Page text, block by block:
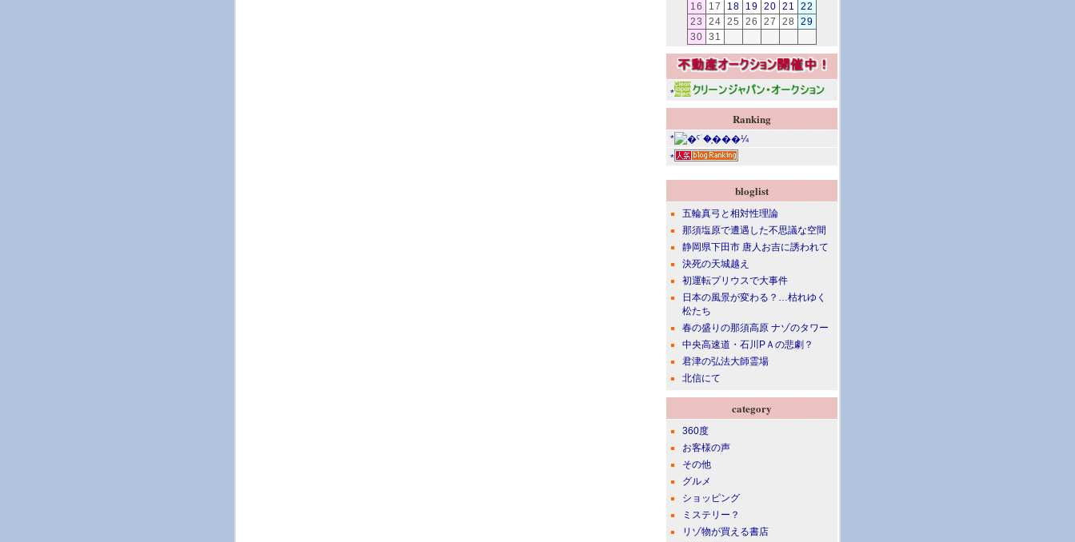
16
17 18 19 20 21
22
23
24 25 26 27 28
29
30 31
*
Ranking
*
*
bloglist
五輪真弓と相対性理論
那須塩原で遭遇した不思議な空間
静岡県下田市 唐人お吉に誘われて
決死の天城越え
初運転プリウスで大事件
日本の風景が変わる？…枯れゆく
松たち
春の盛りの那須高原 ナゾのタワー
中央高速道・石川PＡの悲劇？
君津の弘法大師霊場
北信にて
category
360度
お客様の声
その他
グルメ
ショッピング
ミステリー？
リゾ物が買える書店